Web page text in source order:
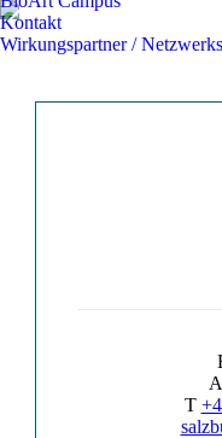
Kontakt
Wirkungspartner /
T